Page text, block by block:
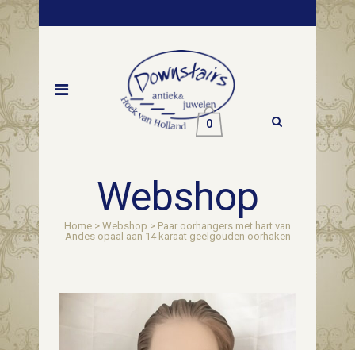
0
Webshop
Home > Webshop > Paar oorhangers met hart van
Andes opaal aan 14 karaat geelgouden oorhaken